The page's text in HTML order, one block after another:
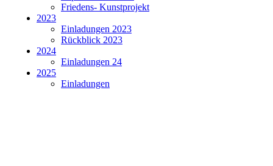
Friedens- Kunstprojekt
2023
Einladungen 2023
Rückblick 2023
2024
Einladungen 24
2025
Einladungen